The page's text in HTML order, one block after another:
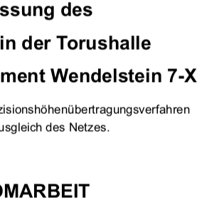
des
der Torushalle
Wendelstein 7-X
des Netzes.